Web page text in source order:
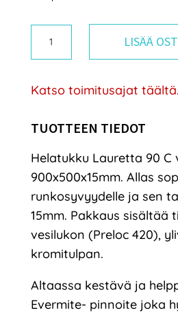
C
määrä
LISÄÄ
Katso toimitusajat täältä.
TUOTTEEN TIEDOT
Helatukku Lauretta 90 C
900x500x15mm. Allas
runkosyvyydelle ja sen
15mm. Pakkaus sisältää
vesilukon (Preloc 420),
kromitulpan.
Altaassa kestävä ja
Evermite- pinnoite joka